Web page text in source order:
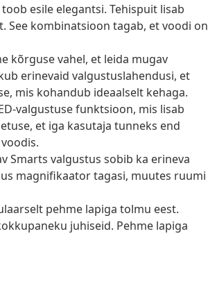
esile elegantsi. Tehispuit lisab
See kombinatsioon tagab, et voodi on
kõrguse vahel, et leida mugav
erinevaid valgustuslahendusi, et
mis kohandub ideaalselt kehaga.
valgustuse funktsioon, mis lisab
et iga kasutaja tunneks end
Smarts valgustus sobib ka erineva
magnifikaator tagasi, muutes ruumi
pehme lapiga tolmu eest.
juhiseid. Pehme lapiga